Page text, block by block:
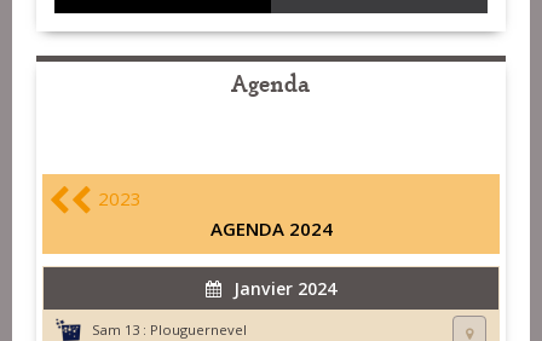
Agenda
2023
AGENDA 2024
Janvier 2024
Sam 13 : Plouguernevel